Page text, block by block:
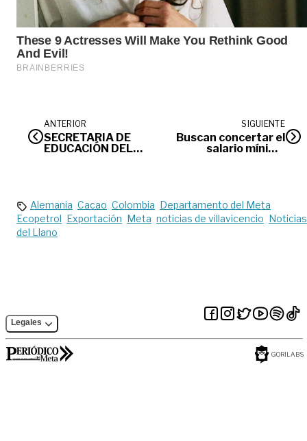
ANTERIOR
SECRETARIA DE
EDUCACIÓN DEL
BARBOSA
SIGUIENTE
Buscan concertar el
salario mínimo
Alemania Cacao Colombia Departamento del Meta
Ecopetrol Exportación Meta noticias de villavicencio Noticias
del Llano
Legales
GORILABS